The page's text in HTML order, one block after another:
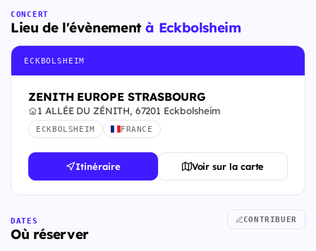
CONCERT
Lieu de l'évènementà Eckbolsheim
ECKBOLSHEIM
ZENITH EUROPE STRASBOURG
1 ALLÉE DU ZÉNITH, 67201 Eckbolsheim
ECKBOLSHEIM FRANCE
Itinéraire Voir sur la carte
DATES
Où réserver
CONTRIBUER